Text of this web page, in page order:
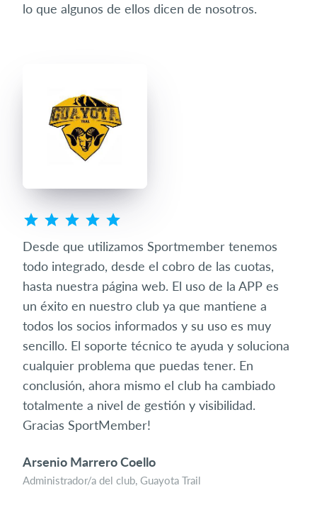
lo que algunos de ellos dicen de nosotros.
Desde que utilizamos Sportmember tenemos
todo integrado, desde el cobro de las cuotas,
hasta nuestra página web. El uso de la APP es
un éxito en nuestro club ya que mantiene a
todos los socios informados y su uso es muy
sencillo. El soporte técnico te ayuda y soluciona
cualquier problema que puedas tener. En
conclusión, ahora mismo el club ha cambiado
totalmente a nivel de gestión y visibilidad.
Gracias SportMember!
Arsenio Marrero Coello
Administrador/a del club, Guayota Trail